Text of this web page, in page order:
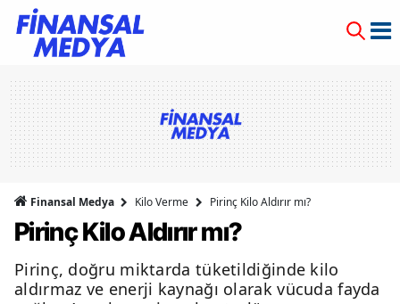
Finansal Medya Kilo Verme Pirinç Kilo Aldırır mı?
Pirinç Kilo Aldırır mı?
Pirinç, doğru miktarda tüketildiğinde kilo
aldırmaz ve enerji kaynağı olarak vücuda fayda